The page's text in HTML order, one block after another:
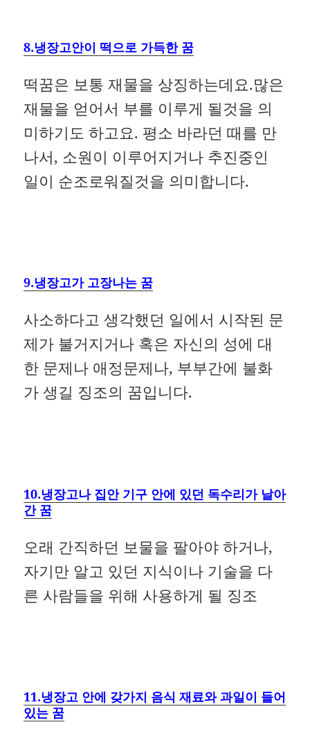
8.냉장고안이 떡으로 가득한 꿈
떡꿈은 보통 재물을 상징하는데요.많은
재물을 얻어서 부를 이루게 될것을 의
미하기도 하고요. 평소 바라던 때를 만
나서, 소원이 이루어지거나 추진중인
일이 순조로워질것을 의미합니다.
9.냉장고가 고장나는 꿈
사소하다고 생각했던 일에서 시작된 문
제가 불거지거나 혹은 자신의 성에 대
한 문제나 애정문제나, 부부간에 불화
가 생길 징조의 꿈입니다.
10.냉장고나 집안 기구 안에 있던 독수리가 날아
간 꿈
오래 간직하던 보물을 팔아야 하거나,
자기만 알고 있던 지식이나 기술을 다
른 사람들을 위해 사용하게 될 징조
11.냉장고 안에 갖가지 음식 재료와 과일이 들어
있는 꿈